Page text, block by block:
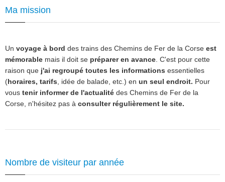
Ma mission
Un voyage à bord des trains des Chemins de Fer de la Corse est
mémorable mais il doit se préparer en avance . C'est pour cette
raison que j'ai regroupé toutes les informations essentielles
(horaires, tarifs , idée de balade, etc.) en un seul endroit. Pour
vous tenir informer de l'actualité des Chemins de Fer de la
Corse, n'hésitez pas à consulter régulièrement le site.
Nombre de visiteur par année